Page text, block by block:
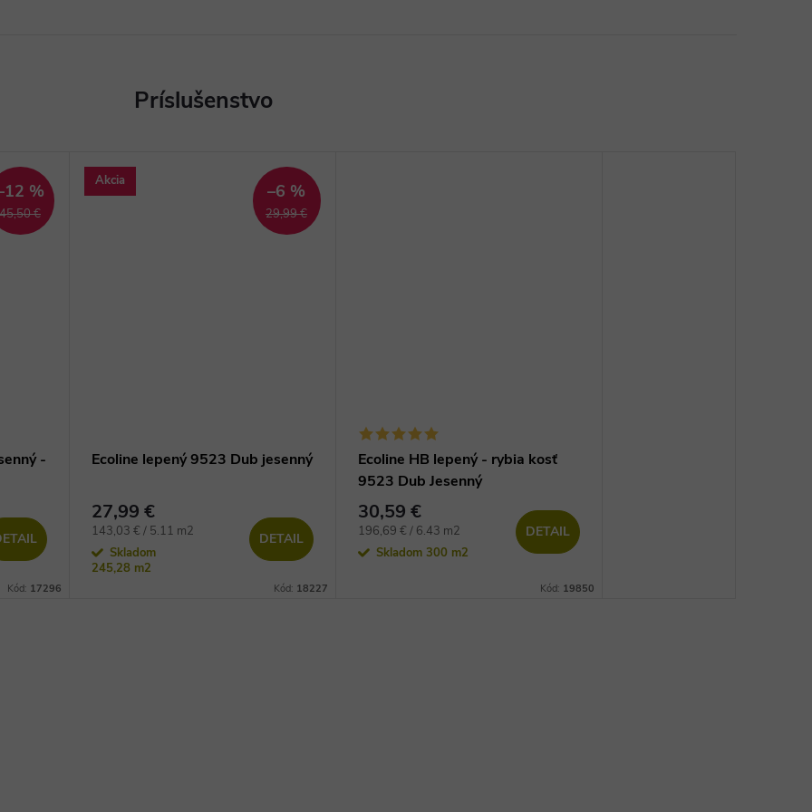
45,50 €
%
-
Kód: 17296
Akcia
29,99 €
–6 %
Ecoline lepený 9523 Dub jesenný
27,99 €
Jednotková
cena:
143,03 € / 5.11 m2
Skladom
245,28 m2
DETAIL
Kód: 18227
Ecoline HB lepený - rybia kosť
9523 Dub Jesenný
30,59 €
Jednotková
cena:
196,69 € / 6.43 m2
Skladom 300 m2
DETAIL
Kód: 19850